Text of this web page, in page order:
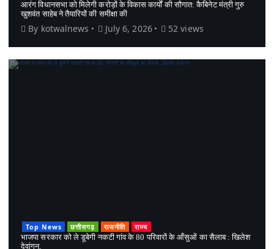
आरंग विधानसभा को मिलेगी करोड़ों के विकास कार्यों की सौगात: कैबिनेट मंत्री गुरु
खुशवंत साहेब ने तैयारियों की समीक्षा की
By kotwalnews July 6, 2026 52 views
Top News छत्तीसगढ़ राजनीति
राज्य
भाजपा सरकार को ले डूबेगी नकटी गांव के 80 परिवारों के आँसुओं का सैलाब : खिलेश
देवांगन,